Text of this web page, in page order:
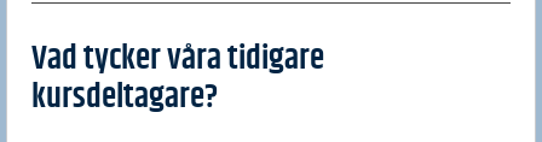
Vad tycker våra tidigare
kursdeltagare?